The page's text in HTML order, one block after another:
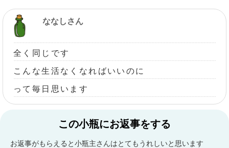
ななしさん
全く同じです
こんな生活なくなればいいのに
って毎日思います
この小瓶にお返事をする
お返事がもらえると小瓶主さんはとてもうれしいと思います